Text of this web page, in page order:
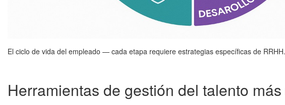
El ciclo de vida del empleado — cada etapa requiere estrategias específicas de
Herramientas de gestión del talento